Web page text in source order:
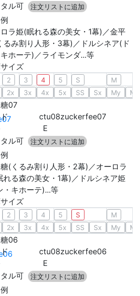
ル可
注文リストに追加
ラ姫(眠れる森の美女・1幕)／金平
るみ割り人形・3幕)／ドルシネア(ド
ホーテ)／ライモンダ...等
イズ
2 3 4 5 S
M
2x 3x 4x 5x SS Sx My Mx
07
ctu08zuckerfee07
E
ル可
注文リストに追加
(くるみ割り人形・2幕)／オーロラ
れる森の美女・1幕)／ドルシネア姫
・キホーテ)...等
イズ
2 3 4 5 S
M
2x 3x 4x 5x SS Sx My Mx
06
ctu08zuckerfee06
E
ル可
注文リストに追加